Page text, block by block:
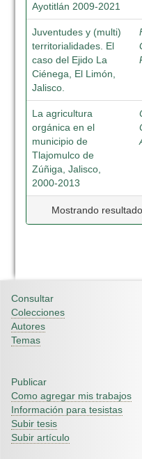
Ayotitlán 2009-2021
Juventudes y (multi)
territorialidades. El
caso del Ejido La
Ciénega, El Limón,
Jalisco.
La agricultura
orgánica en el
municipio de
Tlajomulco de
Zúñiga, Jalisco,
2000-2013
Mostrando
Consultar
Colecciones
Autores
Temas
Publicar
Como agregar mis trabajos
Información para tesistas
Subir tesis
Subir artículo